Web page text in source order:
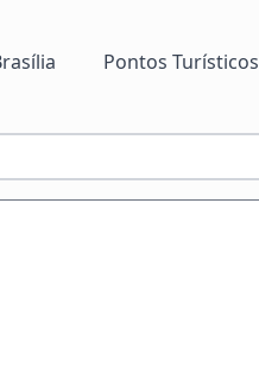
Pontos Turísticos